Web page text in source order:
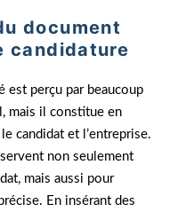
document
candidature
est perçu par beaucoup
mais il constitue en
candidat et l’entreprise.
non seulement
mais aussi pour
En insérant des